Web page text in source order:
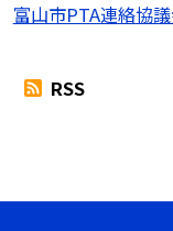
富山市PTA連絡協
RSS